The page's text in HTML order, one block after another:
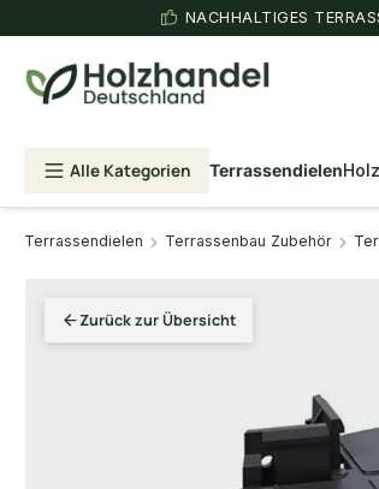
NACHHALTIGES
Alle Kategorien Terrassendielen
Terrassendielen Terrassenbau Zubehör
Zurück zur Übersicht